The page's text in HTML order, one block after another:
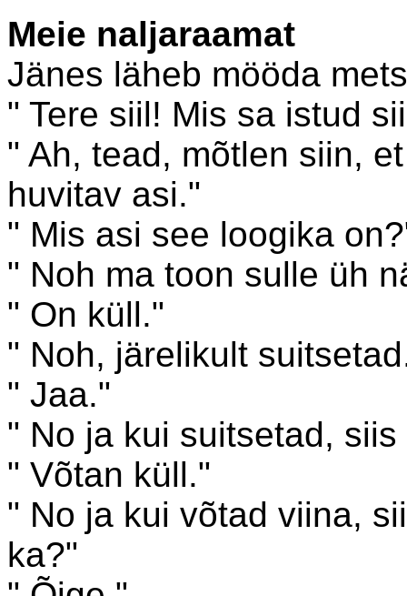
Meie naljaraamat
Jänes läheb mööda
" Tere siil! Mis sa istud
" Ah, tead, mõtlen siin,
huvitav asi."
" Mis asi see loogika
" Noh ma toon sulle üh
" On küll."
" Noh, järelikult
" Jaa."
" No ja kui suitsetad,
" Võtan küll."
" No ja kui võtad viina,
ka?"